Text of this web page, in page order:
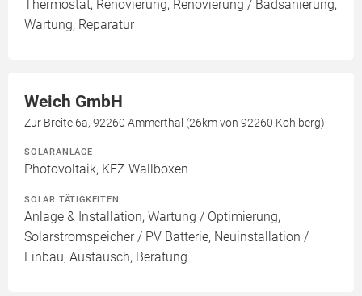
Thermostat, Renovierung, Renovierung / Badsanierung,
Wartung, Reparatur
Weich GmbH
Zur Breite 6a, 92260 Ammerthal (26km von 92260 Kohlberg)
SOLARANLAGE
Photovoltaik, KFZ Wallboxen
SOLAR TÄTIGKEITEN
Anlage & Installation, Wartung / Optimierung,
Solarstromspeicher / PV Batterie, Neuinstallation /
Einbau, Austausch, Beratung